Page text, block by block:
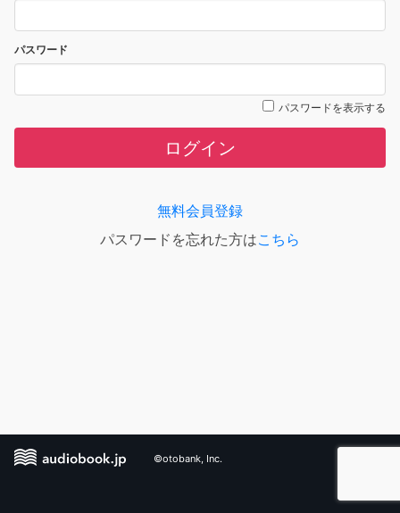
パスワード
パスワードを表示する
ログイン
無料会員登録
パスワードを忘れた方はこちら
©otobank, Inc.